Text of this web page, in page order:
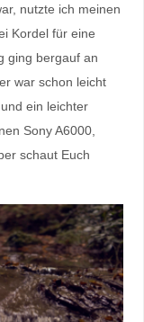
nutzte ich meinen
Kordel für eine
ging bergauf an
war schon leicht
ein leichter
Sony A6000,
schaut Euch